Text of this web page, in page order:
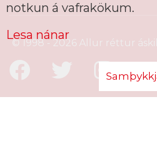
© 1998 - 2026 Allur réttur
notkun á vafrakökum.
Lesa nánar